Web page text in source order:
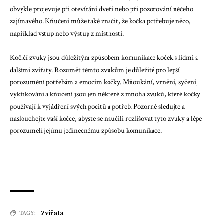
obvykle projevuje při otevírání dveří nebo při pozorování něčeho
zajímavého. Kňučení může také značit, že kočka potřebuje něco,
například vstup nebo výstup z místnosti.
Kočičí zvuky jsou důležitým způsobem komunikace koček s lidmi a
dalšími zvířaty. Rozumět těmto zvukům je důležité pro lepší
porozumění potřebám a emocím kočky. Mňoukání, vrnění, syčení,
vykřikování a kňučení jsou jen některé z mnoha zvuků, které kočky
používají k vyjádření svých pocitů a potřeb. Pozorně sledujte a
naslouchejte vaší kočce, abyste se naučili rozlišovat tyto zvuky a lépe
porozuměli jejímu jedinečnému způsobu komunikace.
TAGY: Zvířata